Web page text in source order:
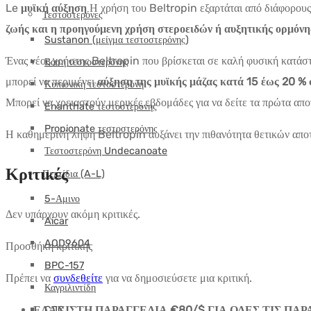
Τεστοστερόνες
Sustanon (μείγμα τεστοστερόνης)
Βάση τεστοστερόνης
Κυπιονική τεστοστερόνη
Enanthate τεστοστερόνης
Propionate τεστοστερόνης
Τεστοστερόνη Undecanoate
Πεπτίδια (A-L)
5-Αμινο
Aicar
AOD9604
BPC-157
Καγριλιντίδη
Le μυϊκή αύξηση Η χρήση του Beltropin εξαρτάται από
ζωής και η προηγούμενη χρήση στεροειδών ή αυξητικής
Ένας νέος χρήστης Beltropin που βρίσκεται σε καλή φυσική
μπορεί να περιμένειαύξηση της μυϊκής μάζας κατά 15 έως 20 %
Μπορεί να χρειαστούν μερικές εβδομάδες για να δείτε τα πρώτα
Η καθημερινή λήψη Beltropin αυξάνει την πιθανότητα θετικών
Κριτικές
Δεν υπάρχουν ακόμη κριτικές.
Προσθήκη κριτικής
Πρέπει να συνδεθείτε για να δημοσιεύσετε μια κριτική.